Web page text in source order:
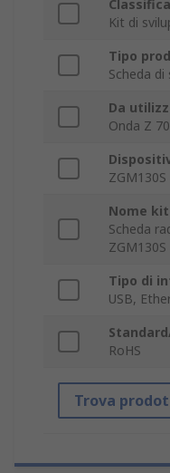
Kit di
Tipo
Scheda di
Da
Onda Z
ZGM130S
Nome kit
Scheda
ZGM130S
Tipo di
USB,
RoHS
Trova